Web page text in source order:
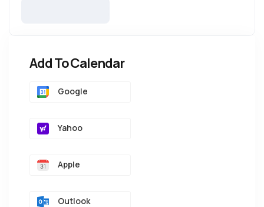
Add To Calendar
Google
Yahoo
Apple
Outlook